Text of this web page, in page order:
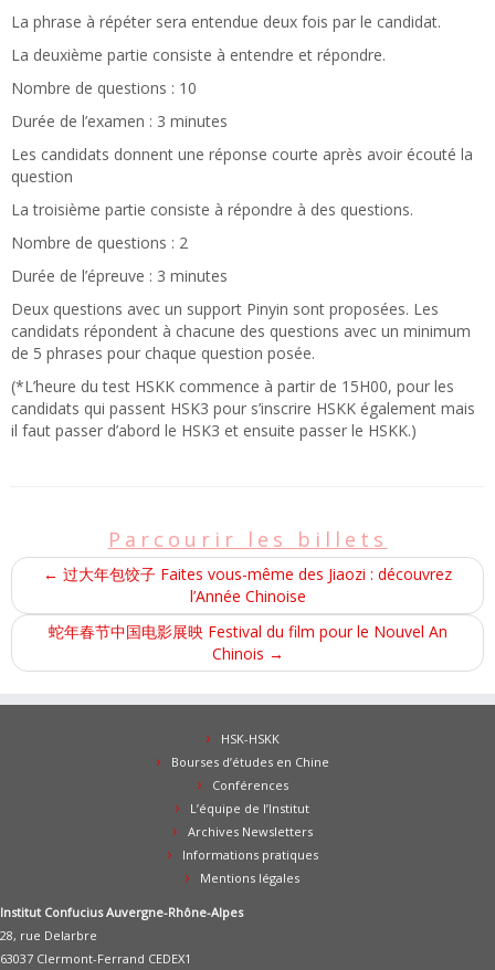
La phrase à répéter sera entendue deux fois par le candidat.
La deuxième partie consiste à entendre et répondre.
Nombre de questions : 10
Durée de l’examen : 3 minutes
Les candidats donnent une réponse courte après avoir écouté la
question
La troisième partie consiste à répondre à des questions.
Nombre de questions : 2
Durée de l’épreuve : 3 minutes
Deux questions avec un support Pinyin sont proposées. Les
candidats répondent à chacune des questions avec un minimum
de 5 phrases pour chaque question posée.
(*L’heure du test HSKK commence à partir de 15H00, pour les
candidats qui passent HSK3 pour s’inscrire HSKK également mais
il faut passer d’abord le HSK3 et ensuite passer le HSKK.)
Parcourir les billets
← 过大年包饺子 Faites vous-même des Jiaozi : découvrez
l’Année Chinoise
蛇年春节中国电影展映 Festival du film pour le Nouvel An
Chinois →
HSK-HSKK
Bourses d’études en Chine
Conférences
L’équipe de l’Institut
Archives Newsletters
Informations pratiques
Mentions légales
Institut Confucius Auvergne-Rhône-Alpes
28, rue Delarbre
63037 Clermont-Ferrand CEDEX1